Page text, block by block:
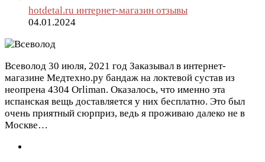
hotdetal.ru интернет-магазин отзывы
04.01.2024
Всеволод 30 июля, 2021 год Заказывал в интернет-
магазине Медтехно.ру бандаж на локтевой сустав из
неопрена 4304 Orliman. Оказалось, что именно эта
испанская вещь доставляется у них бесплатно. Это был
очень приятный сюрприз, ведь я проживаю далеко не в
Москве…